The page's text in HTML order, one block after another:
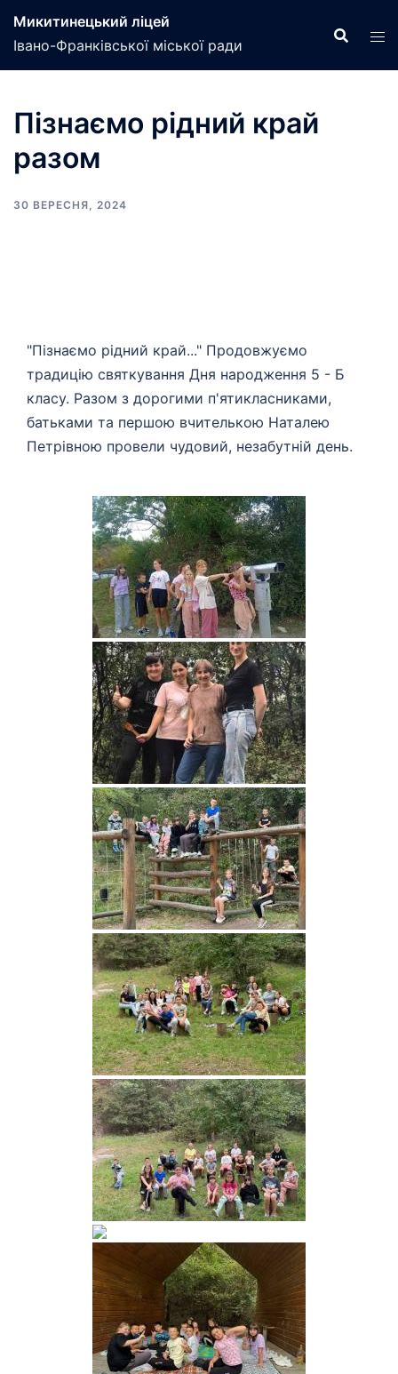
Микитинецький ліцей
Івано-Франківської міської ради
Пізнаємо рідний край
разом
30 ВЕРЕСНЯ, 2024
"Пізнаємо рідний край..." Продовжуємо
традицію святкування Дня народження 5 - Б
класу. Разом з дорогими п'ятикласниками,
батьками та першою вчителькою Наталею
Петрівною провели чудовий, незабутній день.